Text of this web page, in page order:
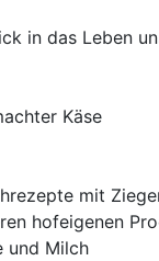
in das Leben
Käse
mit
hofeigenen
und Milch